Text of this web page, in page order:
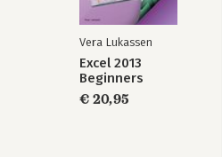
Vera Lukassen
Excel 2013
Beginners
€ 20,95